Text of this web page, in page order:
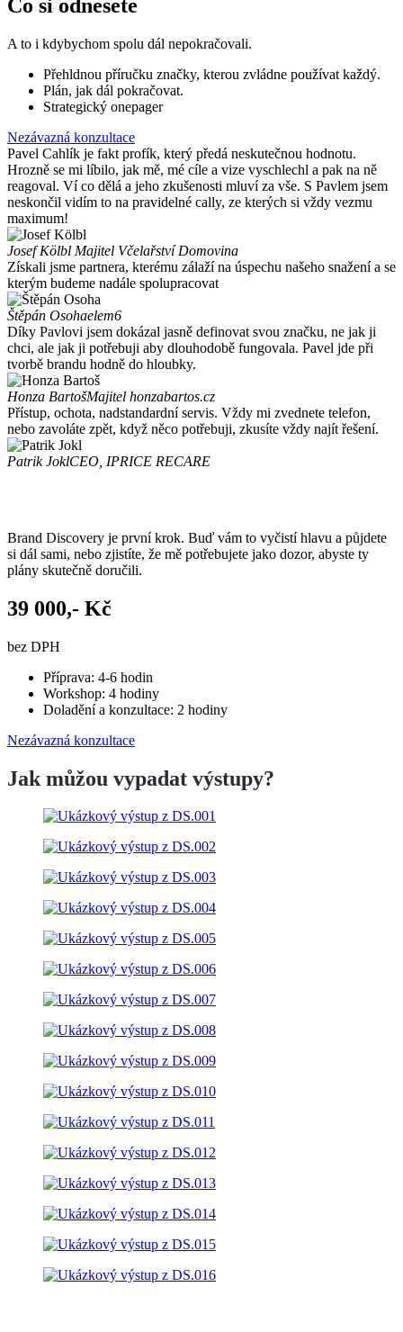
Co si odnesete
A to i kdybychom spolu dál nepokračovali.
Přehldnou příručku značky, kterou zvládne používat každý.
Plán, jak dál pokračovat.
Strategický onepager
Nezávazná konzultace
Pavel Cahlík je fakt profík, který předá neskutečnou hodnotu.
Hrozně se mi líbilo, jak mě, mé cíle a vize vyschlechl a pak na ně
reagoval. Ví co dělá a jeho zkušenosti mluví za vše. S Pavlem jsem
neskončil vidím to na pravidelné cally, ze kterých si vždy vezmu
maximum!
Josef Kölbl Majitel Včelařství Domovina
Získali jsme partnera, kterému zálaží na úspechu našeho snažení a se
kterým budeme nadále spolupracovat
Štěpán Osohaelem6
Díky Pavlovi jsem dokázal jasně definovat svou značku, ne jak ji
chci, ale jak ji potřebuji aby dlouhodobě fungovala. Pavel jde při
tvorbě brandu hodně do hloubky.
Honza BartošMajitel honzabartos.cz
Přístup, ochota, nadstandardní servis. Vždy mi zvednete telefon,
nebo zavoláte zpět, když něco potřebuji, zkusíte vždy najít řešení.
Patrik JoklCEO, IPRICE RECARE
Brand Discovery je první krok. Buď vám to vyčistí hlavu a půjdete
si dál sami, nebo zjistíte, že mě potřebujete jako dozor, abyste ty
plány skutečně doručili.
39 000,- Kč
bez DPH
Příprava: 4-6 hodin
Workshop: 4 hodiny
Doladění a konzultace: 2 hodiny
Nezávazná konzultace
Jak můžou vypadat výstupy?